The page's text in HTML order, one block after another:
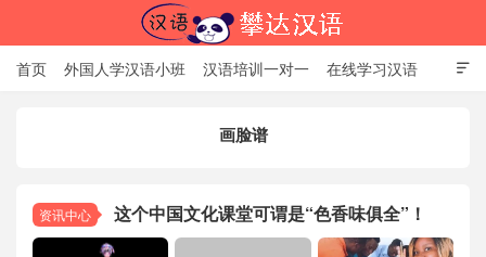

首页 外国人学汉语小班 汉语培训一对一 在线学习汉语
画脸谱
资讯中心 这个中国文化课堂可谓是“色香味俱全”！